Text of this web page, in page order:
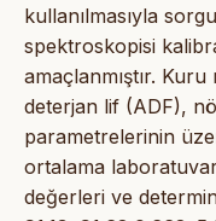
kullanılmasıyla
spektroskopisi
amaçlanmıştır.
deterjan lif (ADF),
parametrelerinin
ortalama
değerleri ve